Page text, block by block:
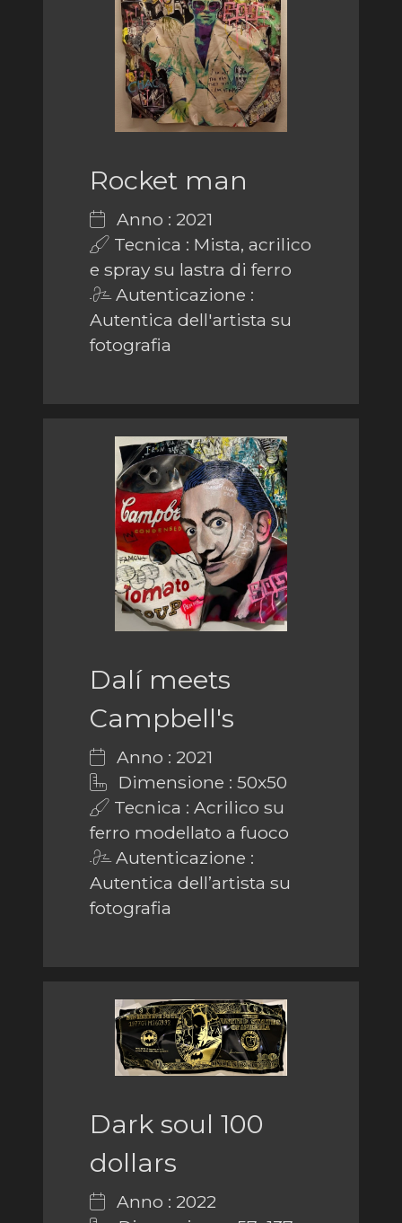
Rocket man
Anno : 2021
Tecnica : Mista, acrilico
e spray su lastra di ferro
Autenticazione :
Autentica dell'artista su
fotografia
Dalí meets
Campbell's
Anno : 2021
Dimensione : 50x50
Tecnica : Acrilico su
ferro modellato a fuoco
Autenticazione :
Autentica dell’artista su
fotografia
Dark soul 100
dollars
Anno : 2022